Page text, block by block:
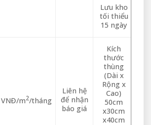
Lưu kho
tối thiểu
15 ngày
VNĐ/m2/tháng
Liên hệ
để nhận
báo giá
Kích
thước
thùng
(Dài x
Rộng x
Cao)
50cm
x30cm
x40cm